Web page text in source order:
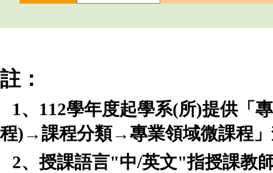
註：
1、112學年度起學系(所)提供「
程)→課程分類→專業領域微課程
2、授課語言"中/英文"指授課教